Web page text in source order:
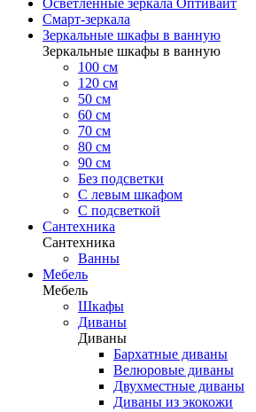
Осветленные зеркала Оптивайт
Смарт-зеркала
Зеркальные шкафы в ванную
Зеркальные шкафы в ванную
100 см
120 см
50 см
60 см
70 см
80 см
90 см
Без подсветки
С левым шкафом
С подсветкой
Сантехника
Сантехника
Ванны
Мебель
Мебель
Шкафы
Диваны
Диваны
Бархатные диваны
Велюровые диваны
Двухместные диваны
Диваны из экокожи